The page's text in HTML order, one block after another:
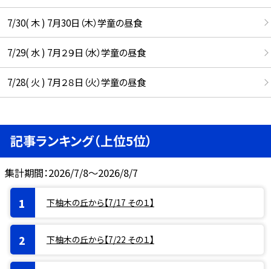
7/30( 木 ) 7月30日（木）学童の昼食
7/29( 水 ) 7月２９日（水）学童の昼食
7/28( 火 ) 7月２８日（火）学童の昼食
記事ランキング（上位5位）
集計期間：2026/7/8～2026/8/7
下柚木の丘から【7/17 その１】
下柚木の丘から【7/22 その１】